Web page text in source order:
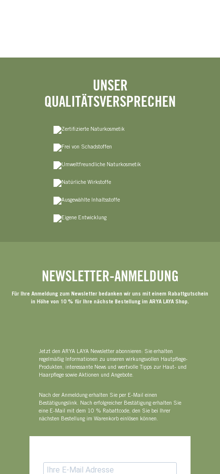
UNSER
QUALITÄTSVERSPRECHEN
NEWSLETTER-ANMELDUNG
Für Ihre Anmeldung zum Newsletter bedanken wir uns mit einem Rabattgutschein
in Höhe von 10 % für Ihre nächste Bestellung im ARYA LAYA Shop.
Jetzt den ARYA LAYA Newsletter abonnieren: Sie erhalten
regelmäßig Informationen zu unseren wirkungsvollen Hautpflege-
Produkten, interessante News und wertvolle Tipps zur Haut- und
Haarpflege sowie Aktionen und Angebote.
Nach der Anmeldung erhalten Sie per E-Mail einen
Bestätigungslink. Nach erfolgreicher Bestätigung erhalten Sie
eine E-Mail mit dem 10 % Rabattcode, den Sie bei Ihrer
nächsten Bestellung im Warenkorb einlösen können.